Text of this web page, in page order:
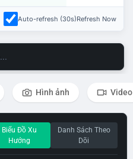
Auto-refresh (30s)Refresh Now
Hình ảnh Video
Biểu Đồ Xu
Hướng
Danh Sách Theo
Dõi